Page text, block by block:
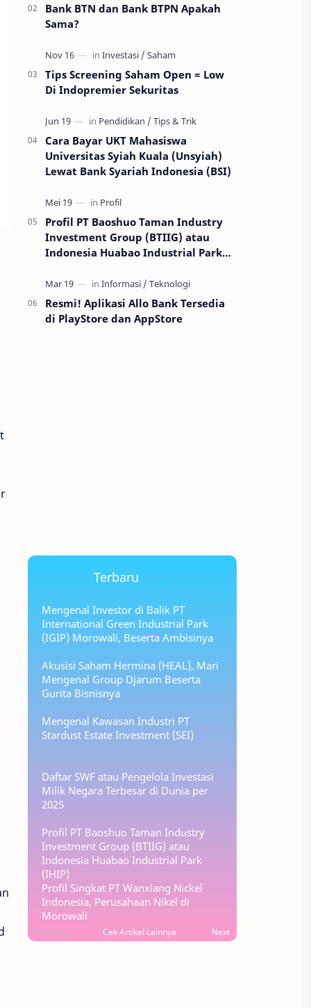
Bank BTN dan Bank BTPN Apakah
Sama?
Tips Screening Saham Open = Low
Di Indopremier Sekuritas
Cara Bayar UKT Mahasiswa
Universitas Syiah Kuala (Unsyiah)
Lewat Bank Syariah Indonesia (BSI)
Profil PT Baoshuo Taman Industry
Investment Group (BTIIG) atau
Indonesia Huabao Industrial Park
Resmi! Aplikasi Allo Bank Tersedia
di PlayStore dan AppStore
Terbaru
Mengenal Investor di Balik PT
International Green Industrial Park
(IGIP) Morowali, Beserta Ambisinya
Akusisi Saham Hermina (HEAL), Mari
Mengenal Group Djarum Beserta
Gurita Bisnisnya
Mengenal Kawasan Industri PT
Stardust Estate Investment (SEI)
Daftar SWF atau Pengelola Investasi
Milik Negara Terbesar di Dunia per
2025
Profil PT Baoshuo Taman Industry
Investment Group (BTIIG) atau
Indonesia Huabao Industrial Park
(IHIP)
Profil Singkat PT Wanxiang Nickel
Indonesia, Perusahaan Nikel di
Morowali
Previous Next
Cek Artikel Lainnya